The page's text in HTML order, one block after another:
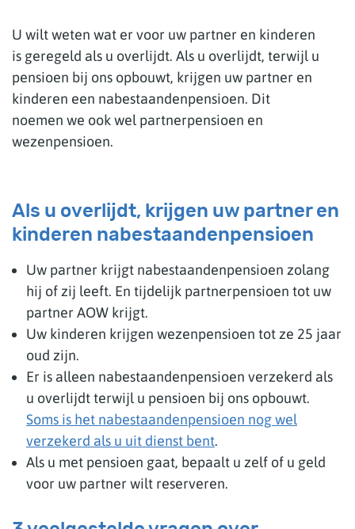
U wilt weten wat er voor uw partner en kinderen
is geregeld als u overlijdt. Als u overlijdt, terwijl u
pensioen bij ons opbouwt, krijgen uw partner en
kinderen een nabestaandenpensioen. Dit
noemen we ook wel partnerpensioen en
wezenpensioen.
Als u overlijdt, krijgen uw partner en
kinderen nabestaandenpensioen
Uw partner krijgt nabestaandenpensioen zolang
hij of zij leeft. En tijdelijk partnerpensioen tot uw
partner AOW krijgt.
Uw kinderen krijgen wezenpensioen tot ze 25 jaar
oud zijn.
Er is alleen nabestaandenpensioen verzekerd als
u overlijdt terwijl u pensioen bij ons opbouwt.
Soms is het nabestaandenpensioen nog wel
verzekerd als u uit dienst bent.
Als u met pensioen gaat, bepaalt u zelf of u geld
voor uw partner wilt reserveren.